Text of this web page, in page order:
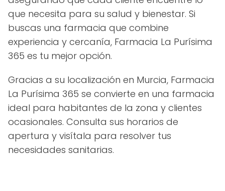
que necesita para su salud y bienestar. Si
buscas una farmacia que combine
experiencia y cercanía, Farmacia La Purísima
365 es tu mejor opción.
Gracias a su localización en Murcia, Farmacia
La Purísima 365 se convierte en una farmacia
ideal para habitantes de la zona y clientes
ocasionales. Consulta sus horarios de
apertura y visítala para resolver tus
necesidades sanitarias.